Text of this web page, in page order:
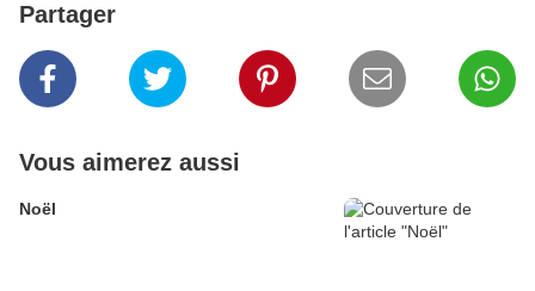
Partager
Vous aimerez aussi
Noël